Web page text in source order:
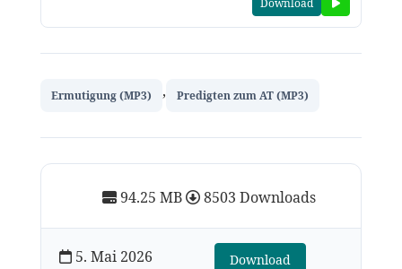
Ermutigung (MP3) , Predigten zum AT (MP3)
94.25 MB 8503 Downloads
5. Mai 2026 Download